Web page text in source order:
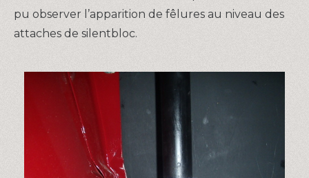
pu observer l’apparition de fêlures au niveau des
attaches de silentbloc.